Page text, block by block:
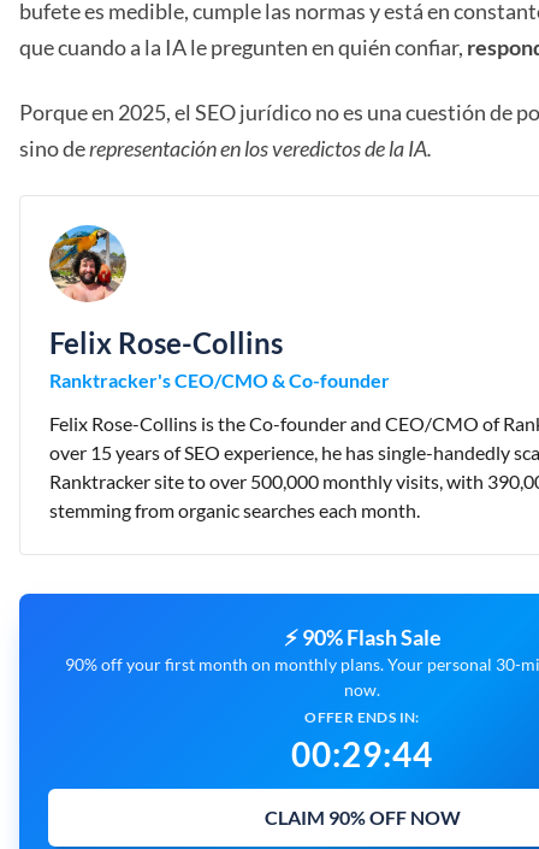
bufete es medible, cumple las normas y está en
que cuando a la IA le pregunten en quién confiar,
Porque en 2025, el SEO jurídico no es una cuestión de
sino derepresentación en los veredictos de la IA.
Felix Rose-Collins
Ranktracker's CEO/CMO & Co-founder
Felix Rose-Collins is the Co-founder and CEO/CMO of
over 15 years of SEO experience, he has single-handedly
Ranktracker site to over 500,000 monthly visits, with
stemming from organic searches each month.
⚡ 90% Flash Sale
90% off your first month on monthly plans. Your personal 30-
now.
OFFER ENDS IN:
00:29:43
CLAIM 90% OFF NOW